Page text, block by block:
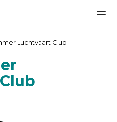
Luchtvaart Club